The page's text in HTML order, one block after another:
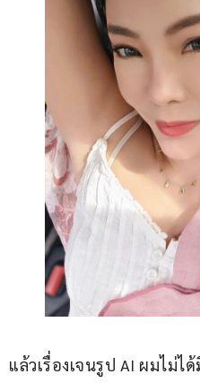
แล้วเรื่องเจนรูป AI ผมไม่ไ